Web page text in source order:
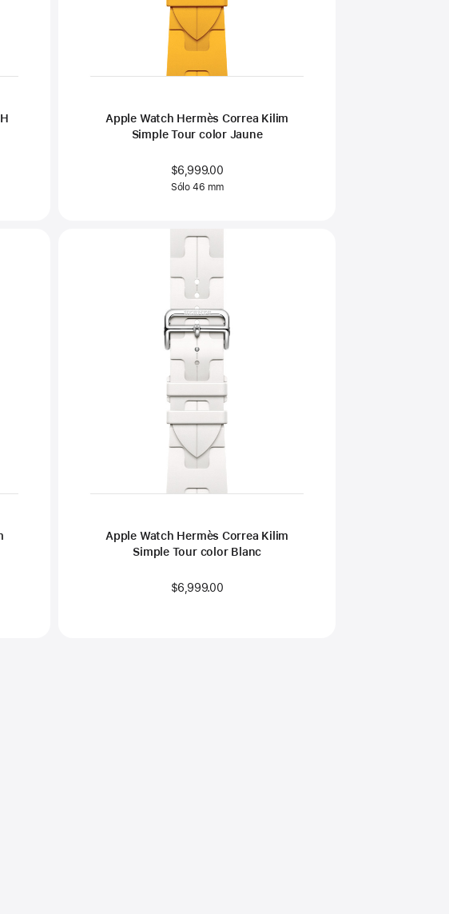
Apple Watch Hermès Correa Kilim
Simple Tour color Jaune
$6,999.00
Sólo 46 mm
Apple Watch Hermès Correa Kilim
Simple Tour color Blanc
$6,999.00